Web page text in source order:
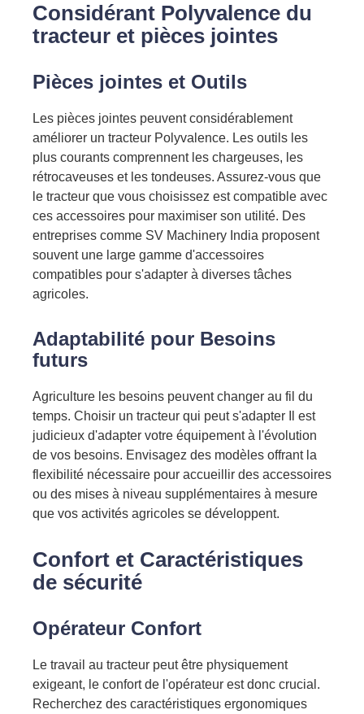
Considérant Polyvalence du
tracteur et pièces jointes
Pièces jointes et Outils
Les pièces jointes peuvent considérablement
améliorer un tracteur Polyvalence. Les outils les
plus courants comprennent les chargeuses, les
rétrocaveuses et les tondeuses. Assurez-vous que
le tracteur que vous choisissez est compatible avec
ces accessoires pour maximiser son utilité. Des
entreprises comme SV Machinery India proposent
souvent une large gamme d'accessoires
compatibles pour s'adapter à diverses tâches
agricoles.
Adaptabilité pour Besoins
futurs
Agriculture les besoins peuvent changer au fil du
temps. Choisir un tracteur qui peut s'adapter Il est
judicieux d'adapter votre équipement à l'évolution
de vos besoins. Envisagez des modèles offrant la
flexibilité nécessaire pour accueillir des accessoires
ou des mises à niveau supplémentaires à mesure
que vos activités agricoles se développent.
Confort et Caractéristiques
de sécurité
Opérateur Confort
Le travail au tracteur peut être physiquement
exigeant, le confort de l'opérateur est donc crucial.
Recherchez des caractéristiques ergonomiques